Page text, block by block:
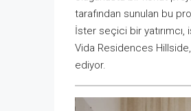
tarafından sunulan bu
İster seçici bir
Vida Residences
ediyor.